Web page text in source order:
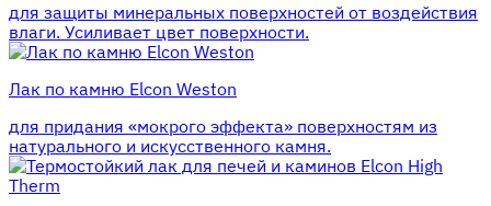
для защиты минеральных поверхностей от воздействия
влаги. Усиливает цвет поверхности.
Лак по камню Elcon Weston
для придания «мокрого эффекта» поверхностям из
натурального и искусственного камня.